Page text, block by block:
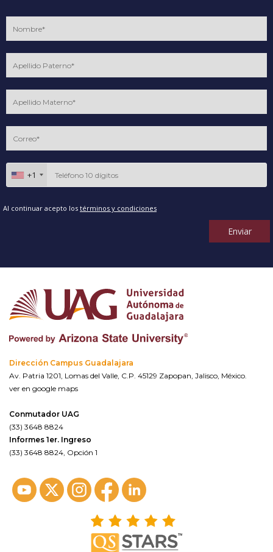
+1
Al continuar acepto los términos y condiciones
Enviar
Dirección Campus Guadalajara
Av. Patria 1201, Lomas del Valle, C.P. 45129 Zapopan, Jalisco, México.
ver en google maps
Conmutador UAG
(33) 3648 8824
Informes 1er. Ingreso
(33) 3648 8824, Opción 1